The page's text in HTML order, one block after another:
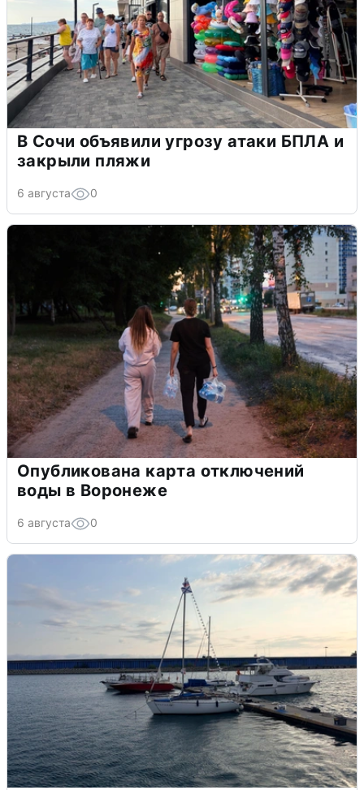
В Сочи объявили угрозу атаки БПЛА и
закрыли пляжи
6 августа 0
Опубликована карта отключений
воды в Воронеже
6 августа 0